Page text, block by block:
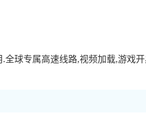
球专属高速线路,视频加载,游戏